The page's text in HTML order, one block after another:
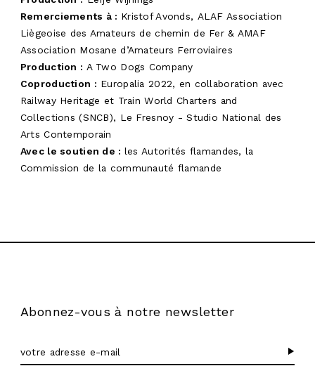
Remerciements à : Kristof Avonds, ALAF Association
Liègeoise des Amateurs de chemin de Fer & AMAF
Association Mosane d’Amateurs Ferroviaires
Production : A Two Dogs Company
Coproduction : Europalia 2022, en collaboration avec
Railway Heritage et Train World Charters and
Collections (SNCB), Le Fresnoy - Studio National des
Arts Contemporain
Avec le soutien de : les Autorités flamandes, la
Commission de la communauté flamande
Abonnez-vous à notre newsletter